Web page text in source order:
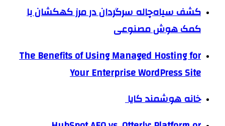
کشف سیاه‌چاله سرگردان در مرز کهکشان با
کمک هوش مصنوعی
The Benefits of Using Managed Hosting for
Your Enterprise WordPress Site
خانه هوشمند کایا